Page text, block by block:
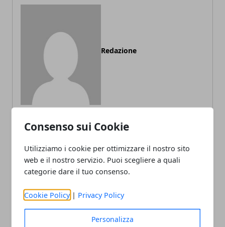
Consenso sui Cookie
Utilizziamo i cookie per ottimizzare il nostro sito
web e il nostro servizio. Puoi scegliere a quali
categorie dare il tuo consenso.
Cookie Policy | Privacy Policy
Personalizza
Redazione
ARTICOLI CORRELATI